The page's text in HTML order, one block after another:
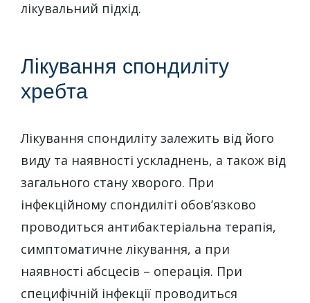
лікувальний підхід.
Лікування спондиліту
хребта
Лікування спондиліту залежить від його
виду та наявності ускладнень, а також від
загального стану хворого. При
інфекційному спондиліті обов’язково
проводиться антибактеріальна терапія,
симптоматичне лікування, а при
наявності абсцесів – операція. При
специфічній інфекції проводиться